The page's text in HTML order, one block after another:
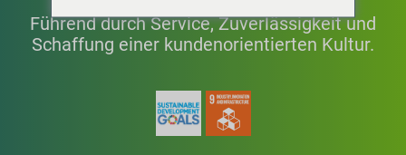
Führend durch Service, Zuverlässigkeit und
Schaffung einer kundenorientierten Kultur.